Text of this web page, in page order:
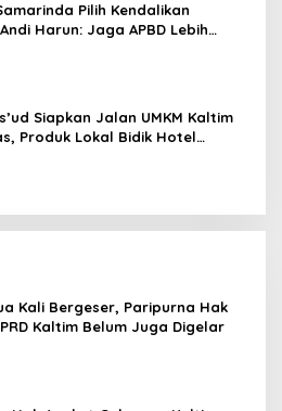
Pilih Kendalikan
Harun: Jaga APBD Lebih
Siapkan Jalan UMKM Kaltim
Produk Lokal Bidik Hotel
Kali Bergeser, Paripurna Hak
Kaltim Belum Juga Digelar